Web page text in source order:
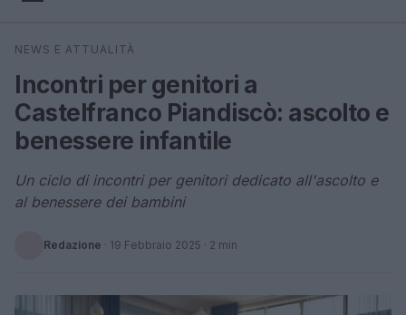
Cerca
NEWS E ATTUALITÀ
Incontri per genitori a
Castelfranco Piandiscò: ascolto e
benessere infantile
Un ciclo di incontri per genitori dedicato all'ascolto e
al benessere dei bambini
Redazione · 19 Febbraio 2025 · 2 min